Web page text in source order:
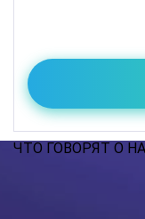
ЧТО ГОВОРЯТ О